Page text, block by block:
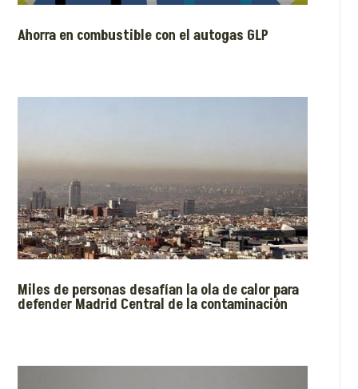
Ahorra en combustible con el autogas GLP
Miles de personas desafían la ola de calor para
defender Madrid Central de la contaminación